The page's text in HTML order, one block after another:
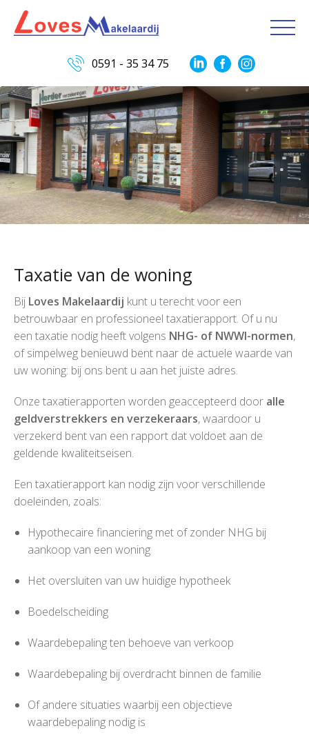
0591 - 35 34 75
Taxatie van de woning
Bij Loves Makelaardij kunt u terecht voor een
betrouwbaar en professioneel taxatierapport. Of u nu
een taxatie nodig heeft volgens NHG- of NWWI-normen,
of simpelweg benieuwd bent naar de actuele waarde van
uw woning: bij ons bent u aan het juiste adres.
Onze taxatierapporten worden geaccepteerd door alle
geldverstrekkers en verzekeraars, waardoor u
verzekerd bent van een rapport dat voldoet aan de
geldende kwaliteitseisen.
Een taxatierapport kan nodig zijn voor verschillende
doeleinden, zoals:
Hypothecaire financiering met of zonder NHG bij
aankoop van een woning
Het oversluiten van uw huidige hypotheek
Boedelscheiding
Waardebepaling ten behoeve van verkoop
Waardebepaling bij overdracht binnen de familie
Of andere situaties waarbij een objectieve
waardebepaling nodig is